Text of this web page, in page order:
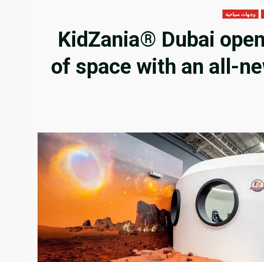
وجهات سياحية
KidZania® Dubai
of space with an all-